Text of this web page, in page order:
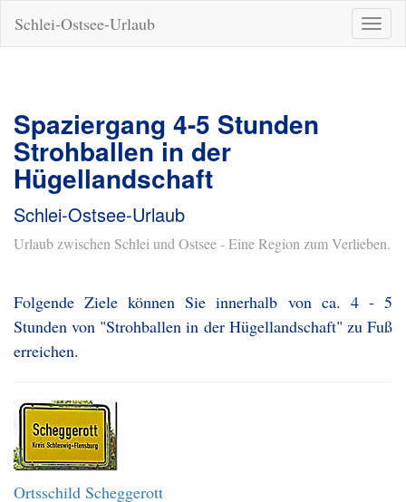
ein-/
Schlei-Ostsee-Urlaub
Spaziergang 4-5 Stunden
Strohballen in der
Hügellandschaft
Schlei-Ostsee-Urlaub
Urlaub zwischen Schlei und Ostsee - Eine Region zum Verlieben.
Folgende Ziele können Sie innerhalb von ca. 4 - 5
Stunden von "Strohballen in der Hügellandschaft" zu Fuß
erreichen.
Ortsschild Scheggerott